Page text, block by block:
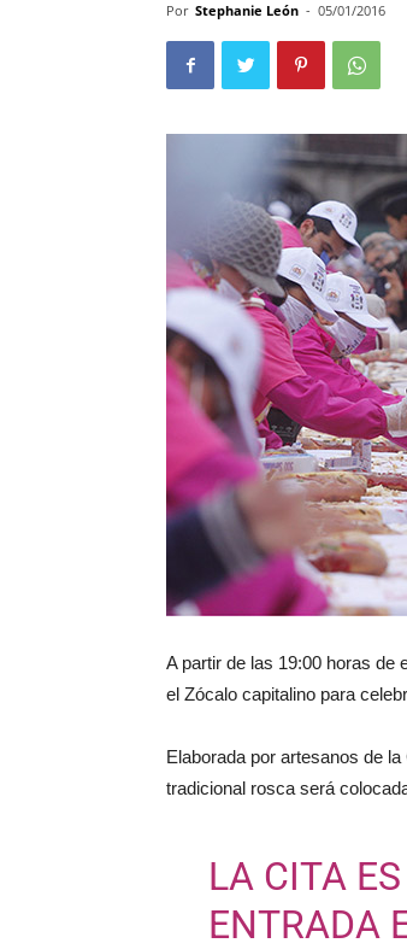
Por Stephanie León - 05/01/2016
A partir de las 19:00 horas de
el Zócalo capitalino para
Elaborada por artesanos de
tradicional rosca será
LA CITA
ENTRADA